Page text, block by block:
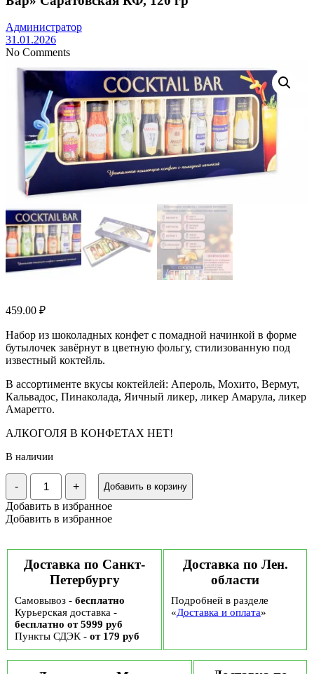
Администратор
31.01.2026
No Comments
459.00 ₽
Набор из шоколадных конфет с помадной начинкой в форме
бутылочек завёрнут в цветную фольгу, стилизованную под
известный коктейль.
В ассортименте вкусы коктейлей: Апероль, Мохито, Вермут,
Кальвадос, Пинаколада, Яичный ликер, ликер Амарула, ликер
Амаретто.
АЛКОГОЛЯ В КОНФЕТАХ НЕТ!
В наличии
-
Количество
Набор
конфет
подарочный
в
Саратовская
гр
+ Добавить в корзину
Добавить в избранное
Добавить в избранное
Доставка по Санкт-
Петербургу
Самовывоз - бесплатно
Курьерская доставка -
бесплатно от 5999 руб
Пункты СДЭК - от 179 руб
Доставка по Лен.
области
Подробней в разделе
«Доставка и оплата»